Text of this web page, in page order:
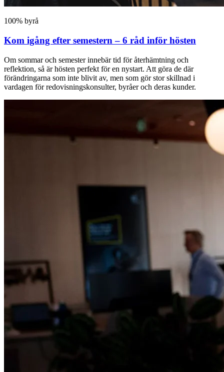
100% byrå
Kom igång efter semestern – 6 råd inför hösten
Om sommar och semester innebär tid för återhämtning och
reflektion, så är hösten perfekt för en nystart. Att göra de där
förändringarna som inte blivit av, men som gör stor skillnad i
vardagen för redovisningskonsulter, byråer och deras kunder.